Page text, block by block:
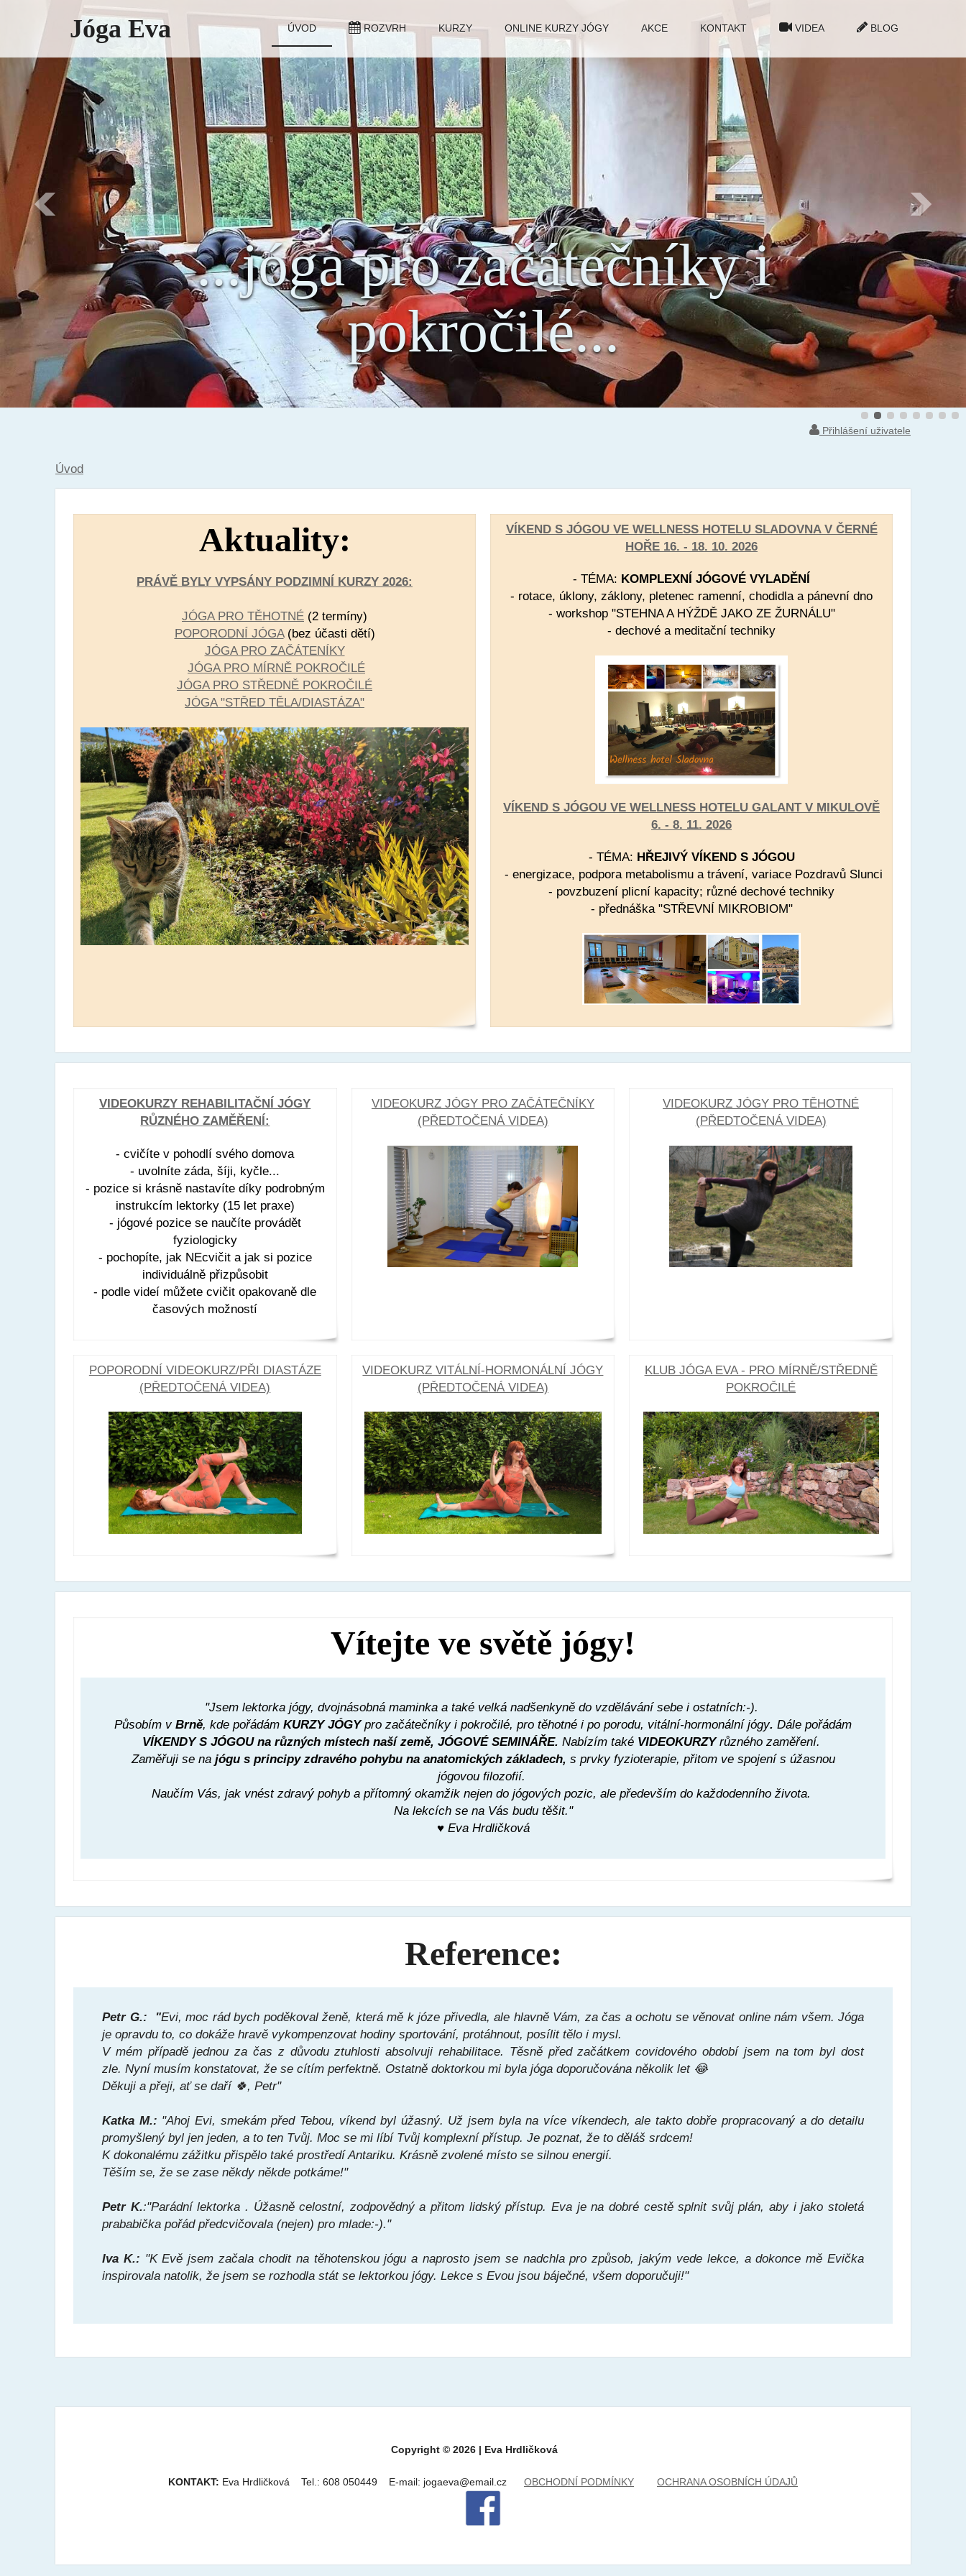
...jóga pro začátečníky i
pokročilé...
Jóga Eva ÚVOD ROZVRH KURZY ONLINE KURZY JÓGY AKCE KONTAKT VIDEA BLOG
Přihlášení uživatele
Úvod
Aktuality:
PRÁVĚ BYLY VYPSÁNY PODZIMNÍ KURZY 2026:
JÓGA PRO TĚHOTNÉ (2 termíny)
POPORODNÍ JÓGA(bez účasti dětí)
JÓGA PRO ZAČÁTENÍKY
JÓGA PRO MÍRNĚ POKROČILÉ
JÓGA PRO STŘEDNĚ POKROČILÉ
JÓGA "STŘED TĚLA/DIASTÁZA"
VÍKEND S JÓGOU VE WELLNESS HOTELU SLADOVNA V ČERNÉ
HOŘE 16. - 18. 10. 2026
- TÉMA: KOMPLEXNÍ JÓGOVÉ VYLADĚNÍ
- rotace, úklony, záklony, pletenec ramenní, chodidla a pánevní dno
- workshop "STEHNA A HÝŽDĚ JAKO ZE ŽURNÁLU"
- dechové a meditační techniky
VÍKEND S JÓGOU VE WELLNESS HOTELU GALANT V MIKULOVĚ
6. - 8. 11. 2026
- TÉMA: HŘEJIVÝ VÍKEND S JÓGOU
- energizace, podpora metabolismu a trávení, variace Pozdravů Slunci
- povzbuzení plicní kapacity; různé dechové techniky
- přednáška "STŘEVNÍ MIKROBIOM"
VIDEOKURZY REHABILITAČNÍ JÓGY
RŮZNÉHO ZAMĚŘENÍ:
- cvičíte v pohodlí svého domova
- uvolníte záda, šíji, kyčle...
- pozice si krásně nastavíte díky podrobným
instrukcím lektorky (15 let praxe)
- jógové pozice se naučíte provádět
fyziologicky
- pochopíte, jak NEcvičit a jak si pozice
individuálně přizpůsobit
- podle videí můžete cvičit opakovaně dle
časových možností
VIDEOKURZ JÓGY PRO ZAČÁTEČNÍKY
(PŘEDTOČENÁ VIDEA)
VIDEOKURZ JÓGY PRO TĚHOTNÉ
(PŘEDTOČENÁ VIDEA)
POPORODNÍ VIDEOKURZ/PŘI DIASTÁZE
(PŘEDTOČENÁ VIDEA)
VIDEOKURZ VITÁLNÍ-HORMONÁLNÍ JÓGY
(PŘEDTOČENÁ VIDEA)
KLUB JÓGA EVA - PRO MÍRNĚ/STŘEDNĚ
POKROČILÉ
Vítejte ve světě jógy!
"Jsem lektorka jógy, dvojnásobná maminka a také velká nadšenkyně do vzdělávání sebe i ostatních:-).
Působím v Brně, kde pořádám KURZY JÓGYpro začátečníky i pokročilé, pro těhotné i po porodu, vitální-hormonální jógy. Dále pořádám
VÍKENDY S JÓGOU na různých místech naší země, JÓGOVÉ SEMINÁŘE. Nabízím také VIDEOKURZYrůzného zaměření.
Zaměřuji se na jógu s principy zdravého pohybu na anatomických základech, s prvky fyzioterapie, přitom ve spojení s úžasnou
jógovou filozofií.
Naučím Vás, jak vnést zdravý pohyb a přítomný okamžik nejen do jógových pozic, ale především do každodenního života.
Na lekcích se na Vás budu těšit."
♥ Eva Hrdličková
Reference:
Petr G.: "Evi, moc rád bych poděkoval ženě, která mě k józe přivedla, ale hlavně Vám, za čas a ochotu se věnovat online nám všem. Jóga
je opravdu to, co dokáže hravě vykompenzovat hodiny sportování, protáhnout, posílit tělo i mysl.
V mém případě jednou za čas z důvodu ztuhlosti absolvuji rehabilitace. Těsně před začátkem covidového období jsem na tom byl dost
zle. Nyní musím konstatovat, že se cítím perfektně. Ostatně doktorkou mi byla jóga doporučována několik let 😂
Děkuji a přeji, ať se daří 🍀, Petr"
Katka M.: "Ahoj Evi, smekám před Tebou, víkend byl úžasný. Už jsem byla na více víkendech, ale takto dobře propracovaný a do detailu
promyšlený byl jen jeden, a to ten Tvůj. Moc se mi líbí Tvůj komplexní přístup. Je poznat, že to děláš srdcem!
K dokonalému zážitku přispělo také prostředí Antariku. Krásně zvolené místo se silnou energií.
Těším se, že se zase někdy někde potkáme!"
Petr K.:"Parádní lektorka . Úžasně celostní, zodpovědný a přitom lidský přístup.Eva je na dobré cestě splnit svůj plán, aby i jako stoletá
prababička pořád předcvičovala (nejen) pro mlade:-)."
Iva K.: "K Evě jsem začala chodit na těhotenskou jógu a naprosto jsem se nadchla pro způsob, jakým vede lekce, a dokonce mě Evička
inspirovala natolik, že jsem se rozhodla stát se lektorkou jógy. Lekce s Evou jsou báječné, všem doporučuji!"
Copyright © 2026 | Eva Hrdličková
KONTAKT: Eva Hrdličková Tel.: 608 050449 E-mail: jogaeva@email.cz OBCHODNÍ PODMÍNKY OCHRANA OSOBNÍCH ÚDAJŮ